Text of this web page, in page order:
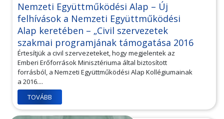
Nemzeti Együttműködési Alap – Új
felhívások a Nemzeti Együttműködési
Alap keretében – „Civil szervezetek
szakmai programjának támogatása 2016
Értesítjük a civil szervezeteket, hogy megjelentek az
Emberi Erőforrások Minisztériuma által biztosított
forrásból, a Nemzeti Együttműködési Alap Kollégiumainak
a 2016....
TOVÁBB